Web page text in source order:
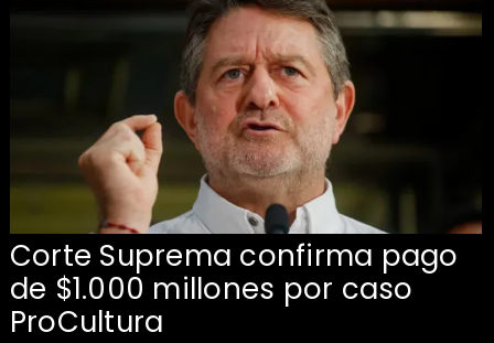
Corte Suprema confirma pago
de $1.000 millones por caso
ProCultura